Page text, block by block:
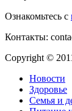
Ознакомьтесь с
Контакты:
Copyright ©
Новости
Здоровье
Семья и